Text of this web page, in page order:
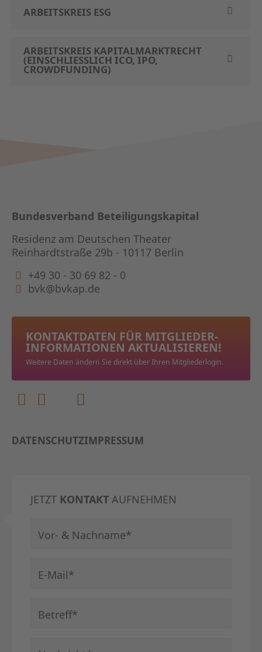
ARBEITSKREIS ESG
ARBEITSKREIS KAPITALMARKTRECHT
(EINSCHLIESSLICH ICO, IPO, C
ROWDFUNDING)
Bundesverband Beteiligungskapital
Residenz am Deutschen Theater
Reinhardtstraße 29b - 10117 Berlin
+49 30 - 30 69 82 - 0
bvk@bvkap.de
KONTAKTDATEN FÜR MITGLIEDER­
INFORMATIONEN AKTUALISIEREN!
Weitere Daten ändern Sie direkt über Ihren Mitgliederlogin.
DATENSCHUTZIMPRESSUM
JETZT KONTAKT AUFNEHMEN
Pflichtfeld
Vor- & Nachname*
Pflichtfeld
E-Mail*
Pflichtfeld
Betreff*